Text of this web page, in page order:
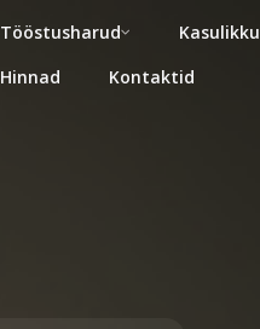
Tööstusharud
Kasulikku
Hinnad
Kontaktid